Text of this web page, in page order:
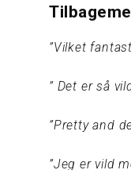
”Vilket
” Det er så
”Pretty and
”Jeg er vild